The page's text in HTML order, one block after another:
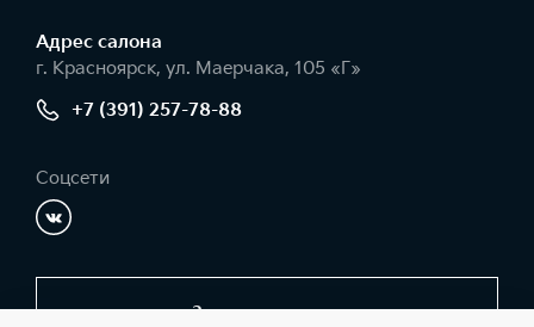
Адрес салонa
г. Красноярск, ул. Маерчака, 105 «Г»
+7 (391) 257-78-88
Соцсети
Заказать звонок